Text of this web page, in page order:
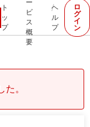
ト
ッ
プ
ー
ビ
ス
概
要
ヘ
ル
プ
ロ
グ
イ
ン
。